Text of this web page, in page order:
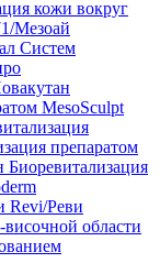
кожи вокруг
Мезоай
Систем
MesoSculpt
препаратом
Биоревитализация
Revi/Реви
области